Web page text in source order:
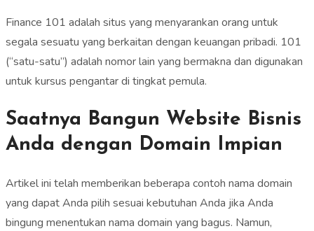
Finance 101 adalah situs yang menyarankan orang untuk
segala sesuatu yang berkaitan dengan keuangan pribadi. 101
(“satu-satu”) adalah nomor lain yang bermakna dan digunakan
untuk kursus pengantar di tingkat pemula.
Saatnya Bangun Website Bisnis
Anda dengan Domain Impian
Artikel ini telah memberikan beberapa contoh nama domain
yang dapat Anda pilih sesuai kebutuhan Anda jika Anda
bingung menentukan nama domain yang bagus. Namun,